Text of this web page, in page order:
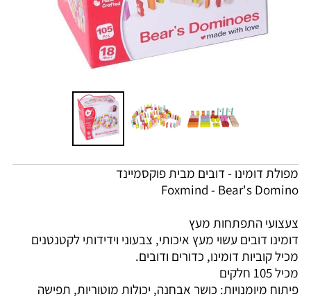
מפולת דומינו - דובים מבית פוקסמיינד
Foxmind - Bear's Domino
צעצועי התפתחות מעץ
דומינו דובים עשוי מעץ איכותי, צבעוני וידידותי לקטנטנים
מכיל קוביות דומינו, כדורים ודובים.
מכיל 105 חלקים
פיתוח מיומנויות: כושר אבחנה, יכולות מוטוריות, תפישה